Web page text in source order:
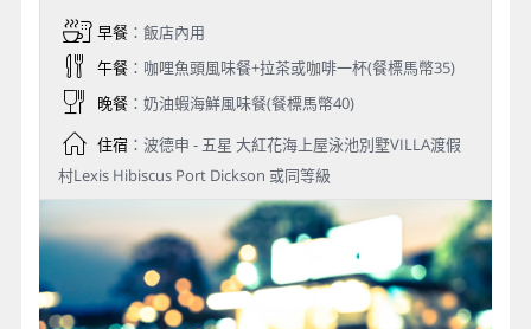
早餐：飯店內用
午餐：咖哩魚頭風味餐+拉茶或咖啡一杯(餐標馬幣35)
晚餐：奶油蝦海鮮風味餐(餐標馬幣40)
住宿：波德申 - 五星 大紅花海上屋泳池別墅VILLA渡假
村Lexis Hibiscus Port Dickson 或同等級